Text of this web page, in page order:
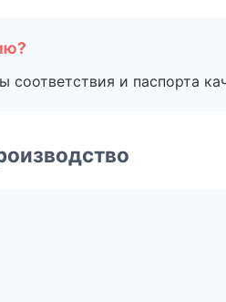
и паспорта